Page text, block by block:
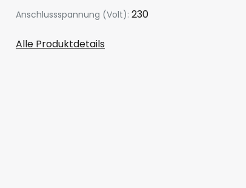
Anschlussspannung (Volt): 230
Alle Produktdetails